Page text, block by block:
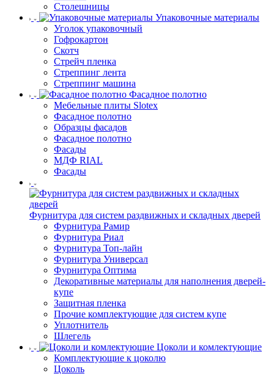
Столешницы
Упаковочные материалы
Уголок упаковочный
Гофрокартон
Скотч
Стрейч пленка
Стреппинг лента
Стреппинг машина
Фасадное полотно
Мебельные плиты Slotex
Фасадное полотно
Образцы фасадов
Фасадное полотно
Фасады
МДФ RIAL
Фасады
Фурнитура для систем раздвижных и складных дверей
Фурнитура Рамир
Фурнитура Риал
Фурнитура Топ-лайн
Фурнитура Универсал
Фурнитура Оптима
Декоративные материалы для наполнения дверей-
купе
Защитная пленка
Прочие комплектующие для систем купе
Уплотнитель
Шлегель
Цоколи и комлектующие
Комплектующие к цоколю
Цоколь